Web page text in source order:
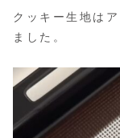
クッキー生地は
ました。